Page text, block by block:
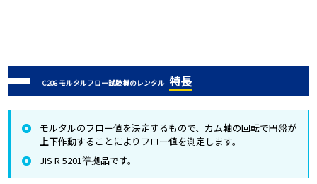
C206 モルタルフロー試験機のレンタル 特長
モルタルのフロー値を決定するもので、カム軸の回転で円盤が
上下作動することによりフロー値を測定します。
JIS R 5201準拠品です。